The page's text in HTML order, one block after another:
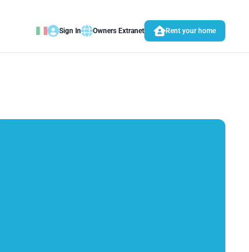
Sign In Owners Extranet Rent your home